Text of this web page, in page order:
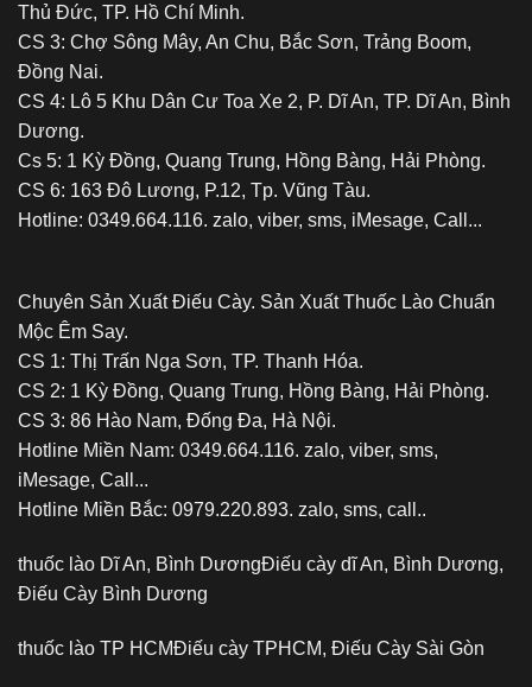
Thủ Đức, TP. Hồ Chí Minh.
CS 3: Chợ Sông Mây, An Chu, Bắc Sơn, Trảng Boom,
Đồng Nai.
CS 4: Lô 5 Khu Dân Cư Toa Xe 2, P. Dĩ An, TP. Dĩ An, Bình
Dương.
Cs 5: 1 Kỳ Đồng, Quang Trung, Hồng Bàng, Hải Phòng.
CS 6: 163 Đô Lương, P.12, Tp. Vũng Tàu.
Hotline: 0349.664.116. zalo, viber, sms, iMesage, Call...
Chuyên Sản Xuất Điếu Cày. Sản Xuất Thuốc Lào Chuẩn
Mộc Êm Say.
CS 1: Thị Trấn Nga Sơn, TP. Thanh Hóa.
CS 2: 1 Kỳ Đồng, Quang Trung, Hồng Bàng, Hải Phòng.
CS 3: 86 Hào Nam, Đống Đa, Hà Nội.
Hotline Miền Nam: 0349.664.116. zalo, viber, sms,
iMesage, Call...
Hotline Miền Bắc: 0979.220.893. zalo, sms, call..
thuốc lào Dĩ An, Bình DươngĐiếu cày dĩ An, Bình Dương,
Điếu Cày Bình Dương
thuốc lào TP HCMĐiếu cày TPHCM, Điếu Cày Sài Gòn